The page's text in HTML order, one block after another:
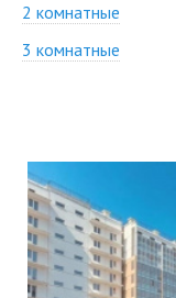
2 комнатные
3 комнатные